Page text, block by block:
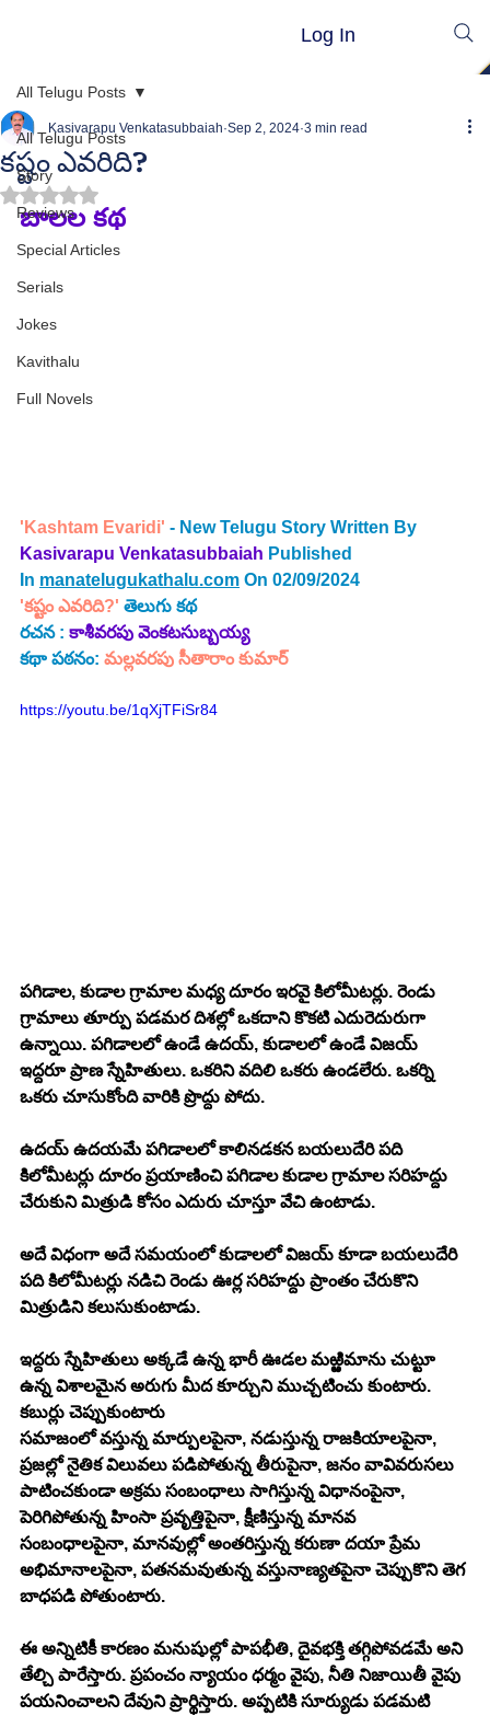
Log In
All Telugu Posts
Story
Reviews
Special Articles
Serials
Jokes
Kavithalu
Full Novels
All Telugu Posts
కష్టం ఎవరిది?
Kasivarapu Venkatasubbaiah Sep 2, 2024 3 min read
Rated NaN out of 5 stars.
బాలల కథ
'Kashtam Evaridi' - New Telugu Story Written By
Kasivarapu Venkatasubbaiah Published
In manatelugukathalu.com On 02/09/2024
'కష్టం ఎవరిది?' తెలుగు కథ
రచన : కాశీవరపు వెంకటసుబ్బయ్య
కథా పఠనం: మల్లవరపు సీతారాం కుమార్
https://youtu.be/1qXjTFiSr84
పగిడాల, కుడాల గ్రామాల మధ్య దూరం ఇరవై కిలోమీటర్లు. రెండు
గ్రామాలు తూర్పు పడమర దిశల్లో ఒకదాని కొకటి ఎదురెదురుగా
ఉన్నాయి. పగిడాలలో ఉండే ఉదయ్, కుడాలలో ఉండే విజయ్
ఇద్దరూ ప్రాణ స్నేహితులు. ఒకరిని వదిలి ఒకరు ఉండలేరు. ఒకర్ని
ఒకరు చూసుకోంది వారికి ప్రొద్దు పోదు.
ఉదయ్ ఉదయమే పగిడాలలో కాలినడకన బయలుదేరి పది
కిలోమీటర్లు దూరం ప్రయాణించి పగిడాల కుడాల గ్రామాల సరిహద్దు
చేరుకుని మిత్రుడి కోసం ఎదురు చూస్తూ వేచి ఉంటాడు.
అదే విధంగా అదే సమయంలో కుడాలలో విజయ్ కూడా బయలుదేరి
పది కిలోమీటర్లు నడిచి రెండు ఊర్ల సరిహద్దు ప్రాంతం చేరుకొని
మిత్రుడిని కలుసుకుంటాడు.
ఇద్దరు స్నేహితులు అక్కడే ఉన్న భారీ ఊడల మఱ్ఱిమాను చుట్టూ
ఉన్న విశాలమైన అరుగు మీద కూర్చుని ముచ్చటించు కుంటారు.
కబుర్లు చెప్పుకుంటారు
సమాజంలో వస్తున్న మార్పులపైనా, నడుస్తున్న రాజకియాలపైనా,
ప్రజల్లో నైతిక విలువలు పడిపోతున్న తీరుపైనా, జనం వావివరుసలు
పాటించకుండా అక్రమ సంబంధాలు సాగిస్తున్న విధానంపైనా,
పెరిగిపోతున్న హింసా ప్రవృత్తిపైనా, క్షీణిస్తున్న మానవ
సంబంధాలపైనా, మానవుల్లో అంతరిస్తున్న కరుణా దయా ప్రేమ
అభిమానాలపైనా, పతనమవుతున్న వస్తునాణ్యతపైనా చెప్పుకొని తెగ
బాధపడి పోతుంటారు.
ఈ అన్నిటికీ కారణం మనుషుల్లో పాపభీతి, దైవభక్తి తగ్గిపోవడమే అని
తేల్చి పారేస్తారు. ప్రపంచం న్యాయం ధర్మం వైపు, నీతి నిజాయితీ వైపు
పయనించాలని దేవుని ప్రార్థిస్తారు. అప్పటికి సూర్యుడు పడమటి